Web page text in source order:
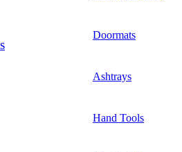
Doormats
Ashtrays
Hand Tools